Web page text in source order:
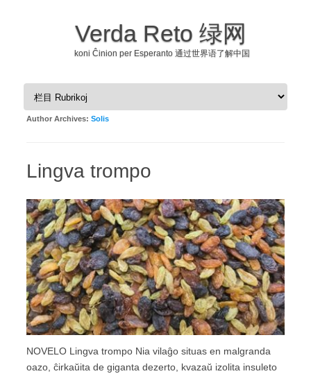
Verda Reto 绿网
koni Ĉinion per Esperanto 通过世界语了解中国
Skip to content
Author Archives: Solis
Lingva trompo
NOVELO Lingva trompo Nia vilaĝo situas en malgranda
oazo, ĉirkaŭita de giganta dezerto, kvazaŭ izolita insuleto